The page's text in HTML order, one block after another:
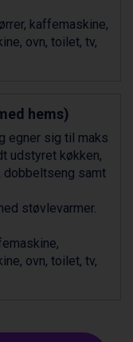
kaffemaskine,
ovn, toilet, tv,
hems)
egner sig til maks
udstyret køkken,
dobbeltseng samt
støvlevarmer.
ovn, toilet, tv,